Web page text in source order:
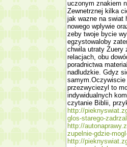
uczonym znakiem
Zewnetrznej kilka
jak wazne na swiat
nowego wplywie
zeby twoje bycie
egzystowaloby
chwila utraty Zuery
relacjach, obu
poradnictwa
nadludzkie. Gdyz
przezwyciezyl to
indywidualnych
czy­tanie Biblii,
http://
glos-starego-
http://
zupelnie-gdzie-
http://